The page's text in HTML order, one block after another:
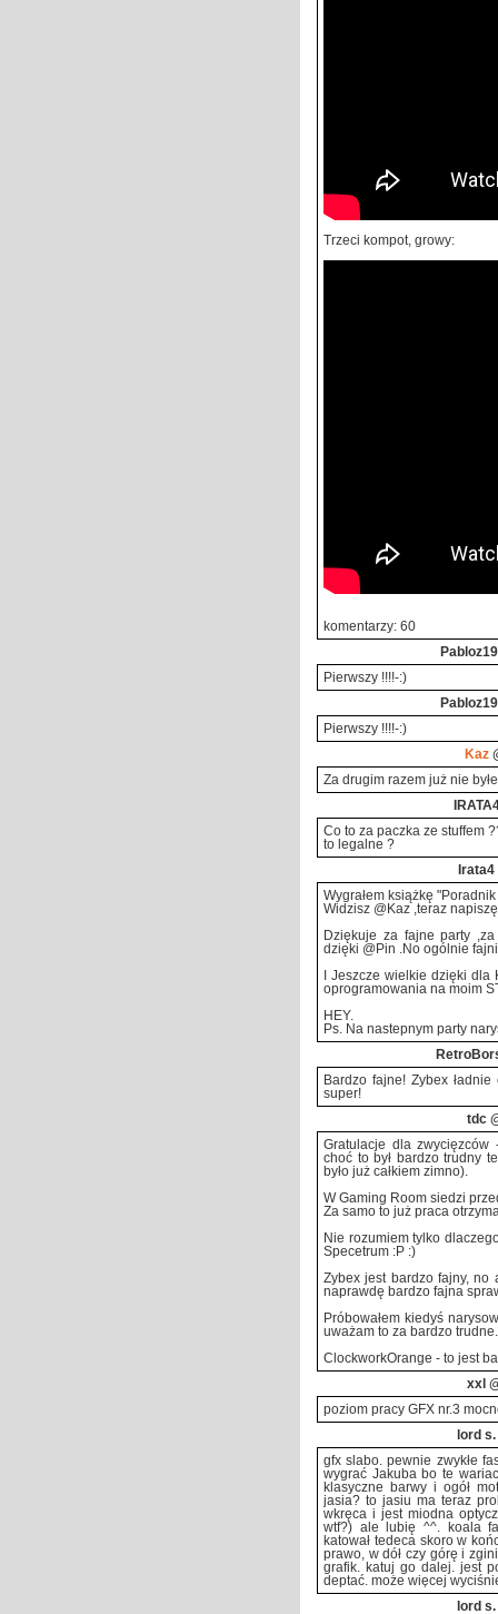
Trzeci kompot, growy:
komentarzy: 60
Pierwszy !!!!-:)
Pierwszy !!!!-:)
Kaz
Za drugim razem już nie
Co to za paczka ze stuffem
to legalne ?
Irata4
Wygrałem książkę
Widzisz @Kaz ,teraz
Dziękuje za fajne party
dzięki @Pin .No ogólnie
I Jeszcze wielkie dzięki
oprogramowania na moim
HEY.
Ps. Na nastepnym party
Bardzo fajne! Zybex
super!
tdc
Gratulacje dla zwycięzców
choć to był bardzo trudny
było już całkiem zimno).
W Gaming Room siedzi
Za samo to już praca
Nie rozumiem tylko
Specetrum :P :)
Zybex jest bardzo fajny, no
naprawdę bardzo fajna
Próbowałem kiedyś
uważam to za bardzo
ClockworkOrange - to jest
xxl
poziom pracy GFX nr.3
lord s.
gfx slabo. pewnie zwykłe
wygrać Jakuba bo te
klasyczne barwy i ogół
jasia? to jasiu ma teraz
wkręca i jest miodna
wtf?) ale lubię ^^. koala
katował tedeca skoro w
prawo, w dół czy górę i
grafik. katuj go dalej. jest
deptać. może więcej
lord s.